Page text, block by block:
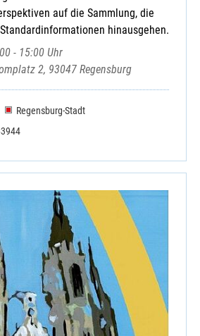
auf die Sammlung, die
hinausgehen.
- 15:00 Uhr
2, 93047 Regensburg
Regensburg-Stadt